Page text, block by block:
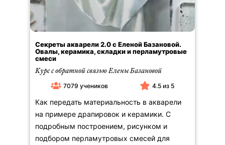
Секреты акварели 2.0 с Еленой Базановой.
Овалы, керамика, складки и перламутровые
смеси
Курс с обратной связью Елены Базановой
7079 учеников 4.5 из 5
Как передать материальность в акварели
на примере драпировок и керамики. С
подробным построением, рисунком и
подбором перламутровых смесей для